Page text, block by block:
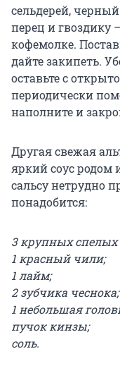
сельдерей,
перец и гвоздику
кофемолке.
дайте закипеть.
оставьте с
периодически
наполните и
Другая свежая
яркий соус родом
сальсу нетрудно
понадобится:
3 крупных
1 красный чили;
1 лайм;
2 зубчика чеснока;
1 небольшая
пучок кинзы;
соль.